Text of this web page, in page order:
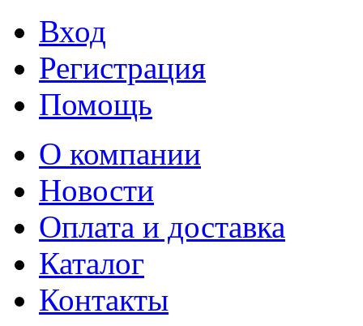
Вход
Регистрация
Помощь
О компании
Новости
Оплата и доставка
Каталог
Контакты